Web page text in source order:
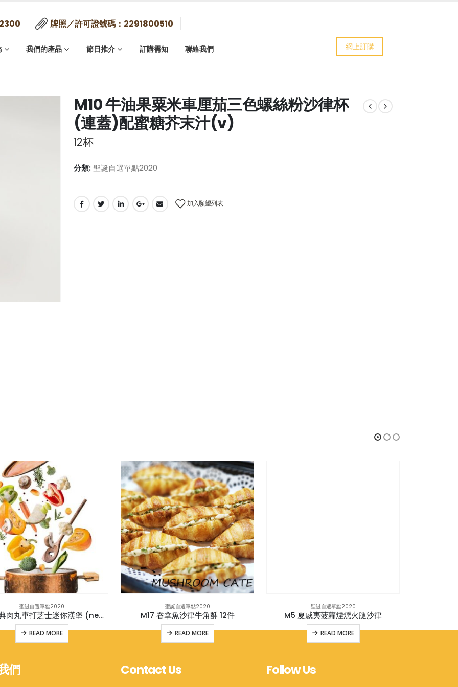
牌照／許可證號碼：2291800510
我們的產品 節日推介 訂購需知 聯絡我們 網上訂購
M10 牛油果粟米車厘茄三色螺絲粉沙律杯
(連蓋)配蜜糖芥末汁(v)
12杯
分類:聖誕自選單點2020
加入願望列表
聖誕自選單點2020
M13 瑞典肉丸車打芝士迷你漢堡 (new)
READ MORE
聖誕自選單點2020
M17 吞拿魚沙律牛角酥 12件
READ MORE
聖誕自選單點2020
M5 夏威夷菠蘿煙燻火腿沙律
READ MORE
們 Contact Us Follow Us